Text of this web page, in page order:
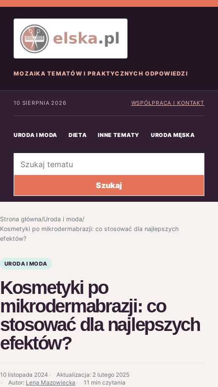
MOZAIKA TEMATÓW I PRAKTYCZNYCH ODPOWIEDZI
10 SIERPNIA 2026 WSPÓŁPRACA I KONTAKT
URODA I MODA DIETA INNE TEMATY URODA MĘSKA
Szukaj
Szukaj
Strona główna/Uroda i moda/
Kosmetyki po mikrodermabrazji: co stosować dla najlepszych
efektów?
URODA I MODA
Kosmetyki po
mikrodermabrazji: co
stosować dla najlepszych
efektów?
10 listopada 2024 Aktualizacja: 2 lutego 2025
Autor: Lena Mazowiecka 11 min czytania